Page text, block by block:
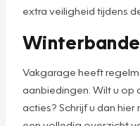
extra veiligheid tijdens
Vakgarage heeft
aanbiedingen. Wilt u op
acties? Schrijf u dan